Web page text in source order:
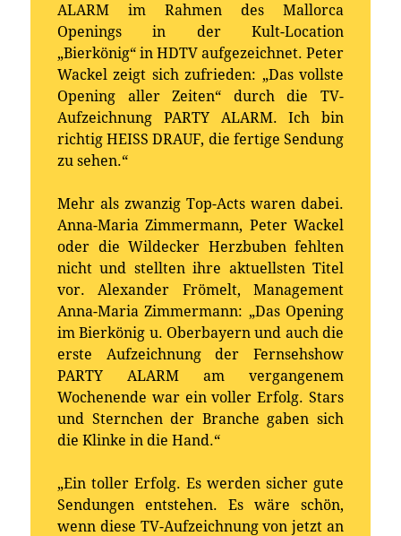
ALARM im Rahmen des Mallorca
Openings in der Kult-Location
„Bierkönig“ in HDTV aufgezeichnet. Peter
Wackel zeigt sich zufrieden: „Das vollste
Opening aller Zeiten“ durch die TV-
Aufzeichnung PARTY ALARM. Ich bin
richtig HEISS DRAUF, die fertige Sendung
zu sehen.“
Mehr als zwanzig Top-Acts waren dabei.
Anna-Maria Zimmermann, Peter Wackel
oder die Wildecker Herzbuben fehlten
nicht und stellten ihre aktuellsten Titel
vor. Alexander Frömelt, Management
Anna-Maria Zimmermann: „Das Opening
im Bierkönig u. Oberbayern und auch die
erste Aufzeichnung der Fernsehshow
PARTY ALARM am vergangenem
Wochenende war ein voller Erfolg. Stars
und Sternchen der Branche gaben sich
die Klinke in die Hand.“
„Ein toller Erfolg. Es werden sicher gute
Sendungen entstehen. Es wäre schön,
wenn diese TV-Aufzeichnung von jetzt an